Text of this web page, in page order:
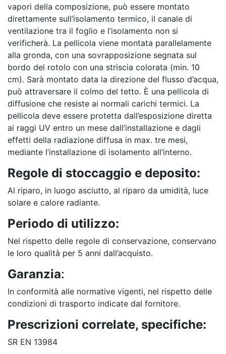
vapori della composizione, può essere montato
direttamente sull’isolamento termico, il canale di
ventilazione tra il foglio e l’isolamento non si
verificherà. La pellicola viene montata parallelamente
alla gronda, con una sovrapposizione segnata sul
bordo del rotolo con una striscia colorata (min. 10
cm). Sarà montato data la direzione del flusso d’acqua,
può attraversare il colmo del tetto. È una pellicola di
diffusione che resiste ai normali carichi termici. La
pellicola deve essere protetta dall’esposizione diretta
ai raggi UV entro un mese dall’installazione e dagli
effetti della radiazione diffusa in max. tre mesi,
mediante l’installazione di isolamento all’interno.
Regole di stoccaggio e deposito:
Al riparo, in luogo asciutto, al riparo da umidità, luce
solare e calore radiante.
Periodo di utilizzo:
Nel rispetto delle regole di conservazione, conservano
le loro qualità per 5 anni dall’acquisto.
Garanzia:
In conformità alle normative vigenti, nel rispetto delle
condizioni di trasporto indicate dal fornitore.
Prescrizioni correlate, specifiche:
SR EN 13984